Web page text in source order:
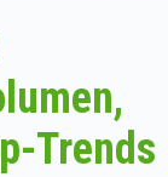
Trends